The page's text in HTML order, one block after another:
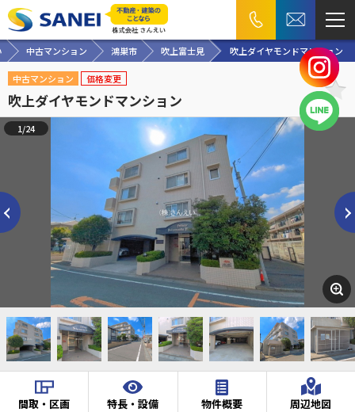
中古マンション 鴻巣市 吹上富士見 吹上ダイヤモンドマンション
中古マンション 価格変更
吹上ダイヤモンドマンション
1/24
間取・区画 特長・設備 物件概要 周辺地図